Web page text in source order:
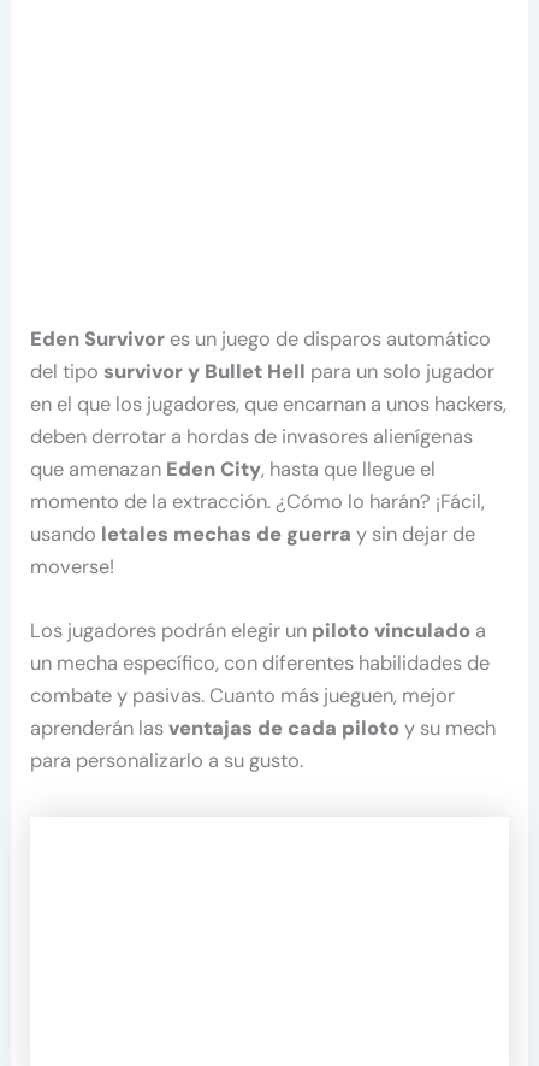
Eden Survivor es un juego de disparos automático
del tiposurvivor y Bullet Hell para un solo jugador
en el que los jugadores, que encarnan a unos hackers,
deben derrotar a hordas de invasores alienígenas
que amenazan Eden City, hasta que llegue el
momento de la extracción. ¿Cómo lo harán? ¡Fácil,
usando letales mechas de guerra y sin dejar de
moverse!
Los jugadores podrán elegir un piloto vinculado a
un mecha específico, con diferentes habilidades de
combate y pasivas. Cuanto más jueguen, mejor
aprenderán lasventajas de cada pilotoy su mech
para personalizarlo a su gusto.